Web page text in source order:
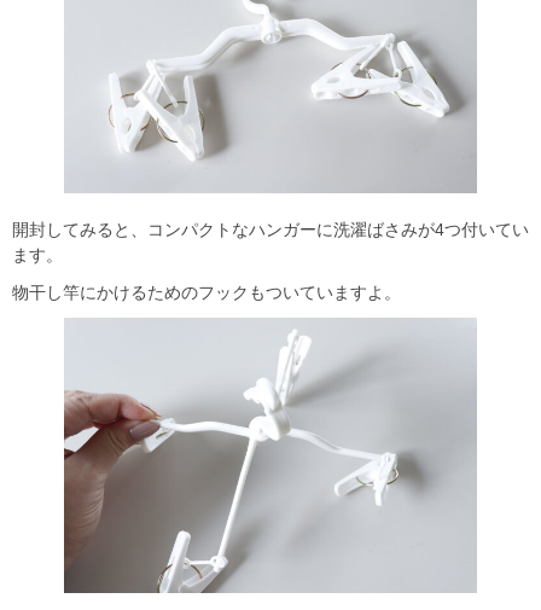
開封してみると、コンパクトなハンガーに洗濯ばさみが4つ付いてい
ます。
物干し竿にかけるためのフックもついていますよ。